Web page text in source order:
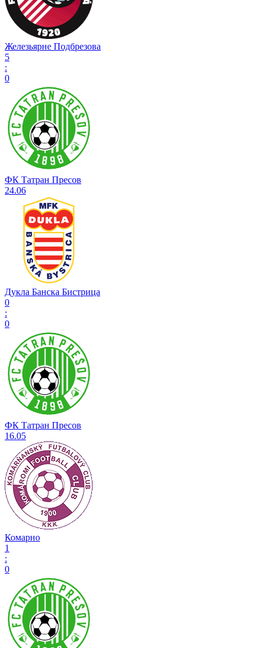
Железьярне Подбрезова
5
:
0
ФК Татран Пресов
24.06
Дукла Банска Бистрица
0
:
0
ФК Татран Пресов
16.05
Комарно
1
:
0